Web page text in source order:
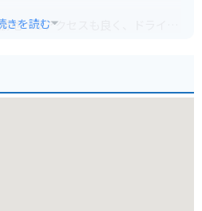
地へのアクセスも良く、ドライブ
するレストランもあります。
きを読む